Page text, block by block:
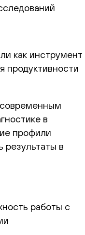
как инструмент
продуктивности
в
профили
результаты в
работы с